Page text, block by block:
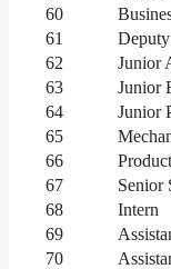
60
61
62
Junior
63
Junior
64
Junior
65
66
67
Senior
68
Intern
69
70